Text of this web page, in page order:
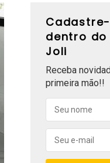
dentro
Joli
Receba
primeira mão!!